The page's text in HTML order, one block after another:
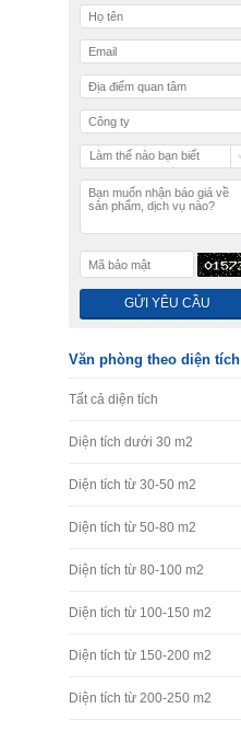
Làm thế nào bạn biết
Văn phòng theo diện tích
Tất cả diện tích
Diện tích dưới 30 m2
Diện tích từ 30-50 m2
Diện tích từ 50-80 m2
Diện tích từ 80-100 m2
Diện tích từ 100-150 m2
Diện tích từ 150-200 m2
Diện tích từ 200-250 m2